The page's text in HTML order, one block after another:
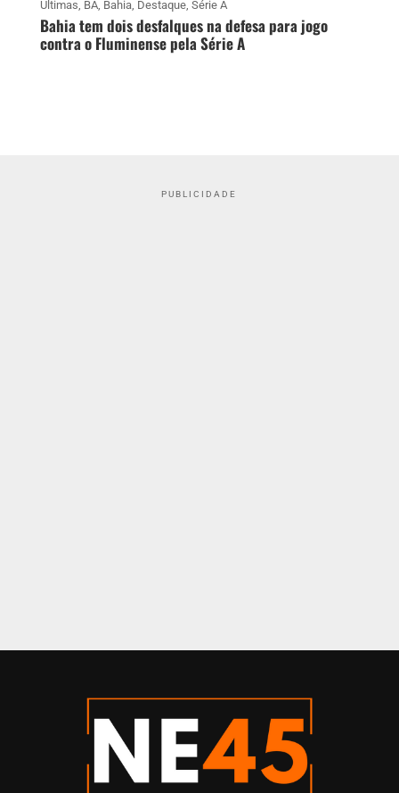
Últimas BA, Bahia Destaque, Série A
Bahia tem dois desfalques na defesa para jogo
contra o Fluminense pela Série A
PUBLICIDADE